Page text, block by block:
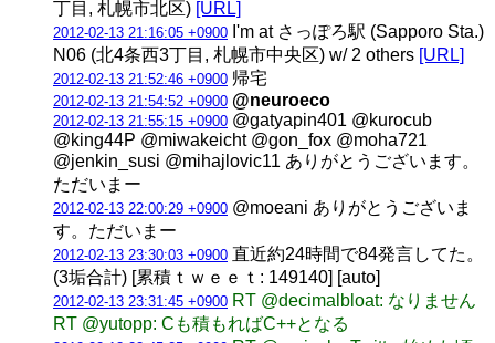
丁目, 札幌市北区) [URL]
2012-02-13 21:16:05 +0900 I'm at さっぽろ駅 (Sapporo Sta.)
N06 (北4条西3丁目, 札幌市中央区) w/ 2 others [URL]
2012-02-13 21:52:46 +0900 帰宅
2012-02-13 21:54:52 +0900 @neuroeco
2012-02-13 21:55:15 +0900 @gatyapin401 @kurocub
@king44P @miwakeicht @gon_fox @moha721
@jenkin_susi @mihajlovic11 ありがとうございます。
ただいまー
2012-02-13 22:00:29 +0900 @moeani ありがとうございま
す。ただいまー
2012-02-13 23:30:03 +0900 直近約24時間で84発言してた。
(3垢合計) [累積ｔｗｅｅｔ: 149140] [auto]
2012-02-13 23:31:45 +0900 RT @decimalbloat: なりません
RT @yutopp: Cも積もればC++となる